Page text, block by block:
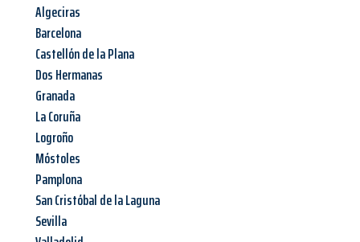
Algeciras
Barcelona
Castellón de la Plana
Dos Hermanas
Granada
La Coruña
Logroño
Móstoles
Pamplona
San Cristóbal de la Laguna
Sevilla